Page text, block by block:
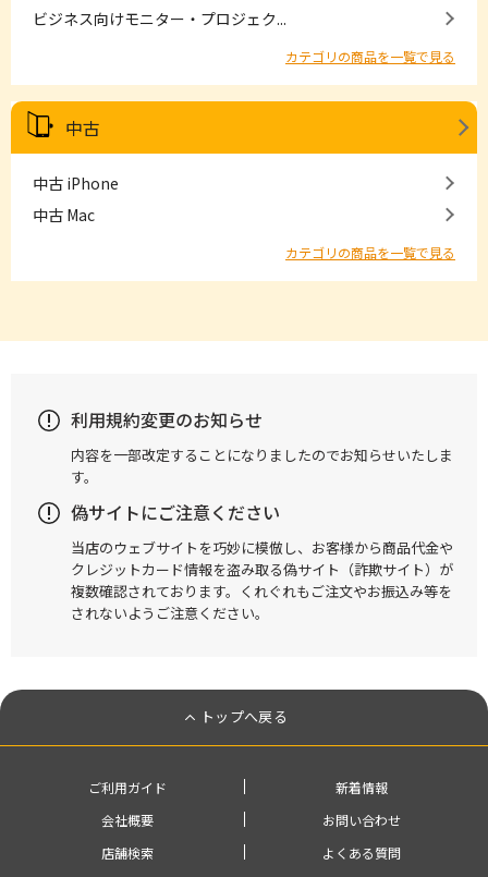
ビジネス向けモニター・プロジェク...
カテゴリの商品を一覧で見る
中古
中古 iPhone
中古 Mac
カテゴリの商品を一覧で見る
利用規約変更のお知らせ
内容を一部改定することになりましたのでお知らせいたしま
す。
偽サイトにご注意ください
当店のウェブサイトを巧妙に模倣し、お客様から商品代金や
クレジットカード情報を盗み取る偽サイト（詐欺サイト）が
複数確認されております。くれぐれもご注文やお振込み等を
されないようご注意ください。
トップへ戻る
ご利用ガイド
新着情報
会社概要
お問い合わせ
店舗検索
よくある質問